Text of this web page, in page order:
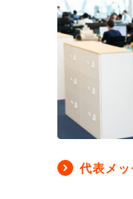
代表メ